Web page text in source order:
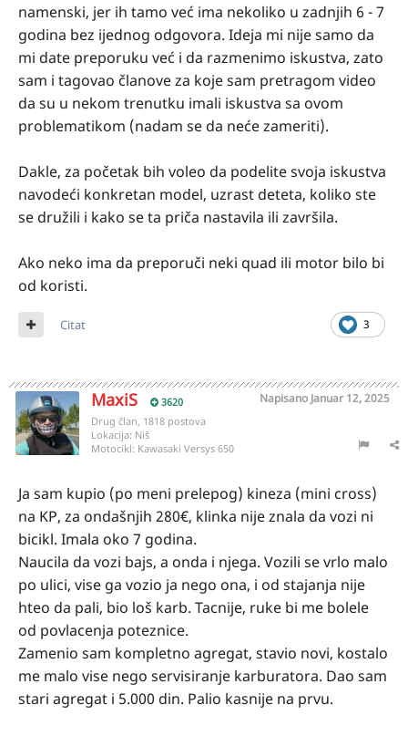
namenski, jer ih tamo već ima nekoliko u zadnjih 6 - 7
godina bez ijednog odgovora. Ideja mi nije samo da
mi date preporuku već i da razmenimo iskustva, zato
sam i tagovao članove za koje sam pretragom video
da su u nekom trenutku imali iskustva sa ovom
problematikom (nadam se da neće zameriti).
Dakle, za početak bih voleo da podelite svoja iskustva
navodeći konkretan model, uzrast deteta, koliko ste
se družili i kako se ta priča nastavila ili završila.
Ako neko ima da preporuči neki quad ili motor bilo bi
od koristi.
3
Citat
MaxiS 3620 Napisano Januar 12, 2025
Drug član, 1818 postova
Lokacija: Niš
Motocikl: Kawasaki Versys 650
Ja sam kupio (po meni prelepog) kineza (mini cross)
na KP, za ondašnjih 280€, klinka nije znala da vozi ni
bicikl. Imala oko 7 godina.
Naucila da vozi bajs, a onda i njega. Vozili se vrlo malo
po ulici, vise ga vozio ja nego ona, i od stajanja nije
hteo da pali, bio loš karb. Tacnije, ruke bi me bolele
od povlacenja poteznice.
Zamenio sam kompletno agregat, stavio novi, kostalo
me malo vise nego servisiranje karburatora. Dao sam
stari agregat i 5.000 din. Palio kasnije na prvu.